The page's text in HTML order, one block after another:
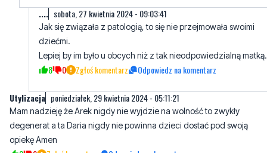
.... sobota, 27 kwietnia 2024 - 09:03:41
Jak się związała z patologią, to się nie przejmowała swoimi
dziećmi.
Lepiej by im było u obcych niż z tak nieodpowiedzialną matką.
8 0 Zgłoś komentarz Odpowiedz na komentarz
Utylizacja poniedziałek, 29 kwietnia 2024 - 05:11:21
Mam nadzieję że Arek nigdy nie wyjdzie na wolność to zwykły
degenerat a ta Daria nigdy nie powinna dzieci dostać pod swoją
opiekę Amen